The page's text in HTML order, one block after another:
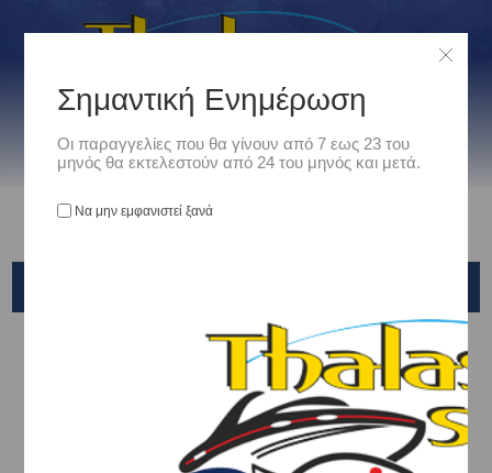
Εξοπλισμος Κινητηρων
ΛΑΔΙΑ - ΒΑΛΒΟΛΙΝΕΣ - ΓΡΑΣΟ - ΕΝΙΣΧΥΤΙΚΑ / ΛΑΔΙΑ ΚΙΝΗΤΗΡΩΝ /
QUICKSILVER
Σημαντική Ενημέρωση
Οι παραγγελίες που θα γίνουν από 7 εως 23 του
μηνός θα εκτελεστούν από 24 του μηνός και μετά.
Να μην εμφανιστεί ξανά